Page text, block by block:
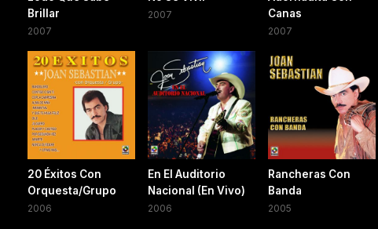
Brillar
2007
2007
Canas
2007
20 Éxitos Con
Orquesta/Grupo
2006
En El Auditorio
Nacional (En Vivo)
2006
Rancheras Con
Banda
2005